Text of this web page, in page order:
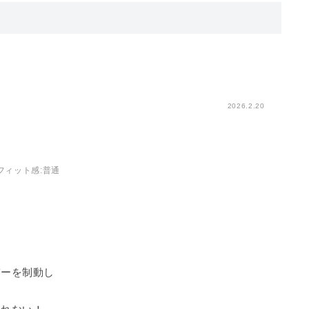
2026.2.20
ィット感:普通
を制動し